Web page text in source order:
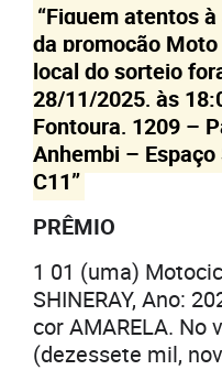
“Fiquem atentos
da promoção
local do sorteio
28/11/2025, às
Fontoura, 1209 –
Anhembi –
C11”
PRÊMIO
1 01 (uma)
SHINERAY, Ano:
cor AMARELA. No
(dezessete mil,